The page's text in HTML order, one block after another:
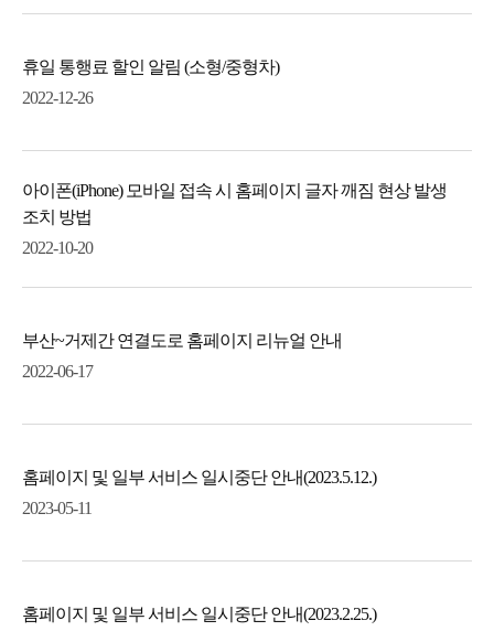
휴일 통행료 할인 알림 (소형/중형차)
2022-12-26
아이폰(iPhone) 모바일 접속 시 홈페이지 글자 깨짐 현상 발생
조치 방법
2022-10-20
부산~거제간 연결도로 홈페이지 리뉴얼 안내
2022-06-17
홈페이지 및 일부 서비스 일시중단 안내(2023.5.12.)
2023-05-11
홈페이지 및 일부 서비스 일시중단 안내(2023.2.25.)